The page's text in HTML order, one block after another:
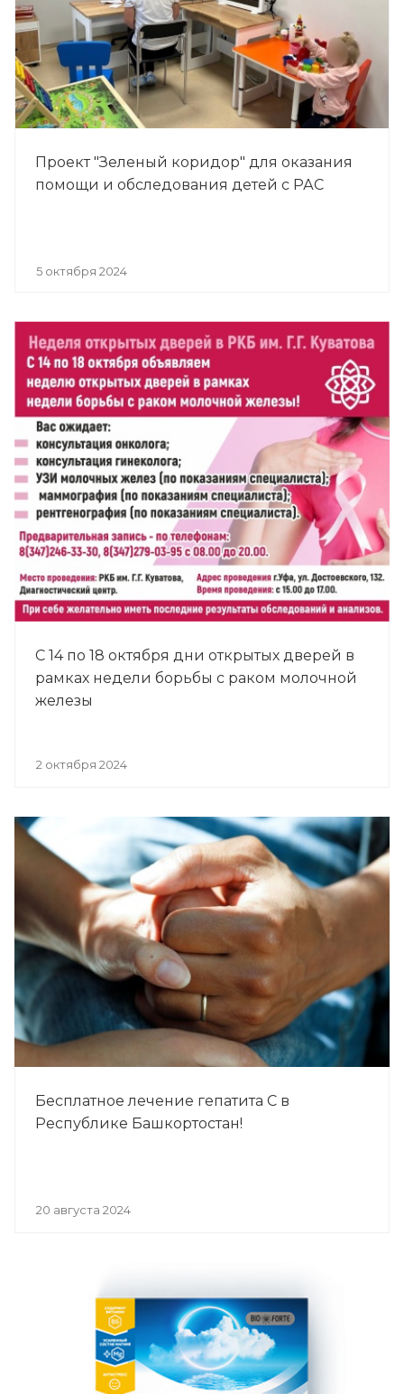
Проект "Зеленый коридор" для оказания
помощи и обследования детей с РАС
5 октября 2024
С 14 по 18 октября дни открытых дверей в
рамках недели борьбы с раком молочной
железы
2 октября 2024
Бесплатное лечение гепатита С в
Республике Башкортостан!
20 августа 2024